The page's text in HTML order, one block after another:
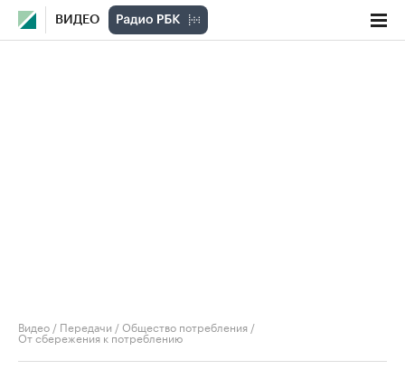
ВИДЕО
Видео / Передачи /Общество потребления /
От сбережения к потреблению